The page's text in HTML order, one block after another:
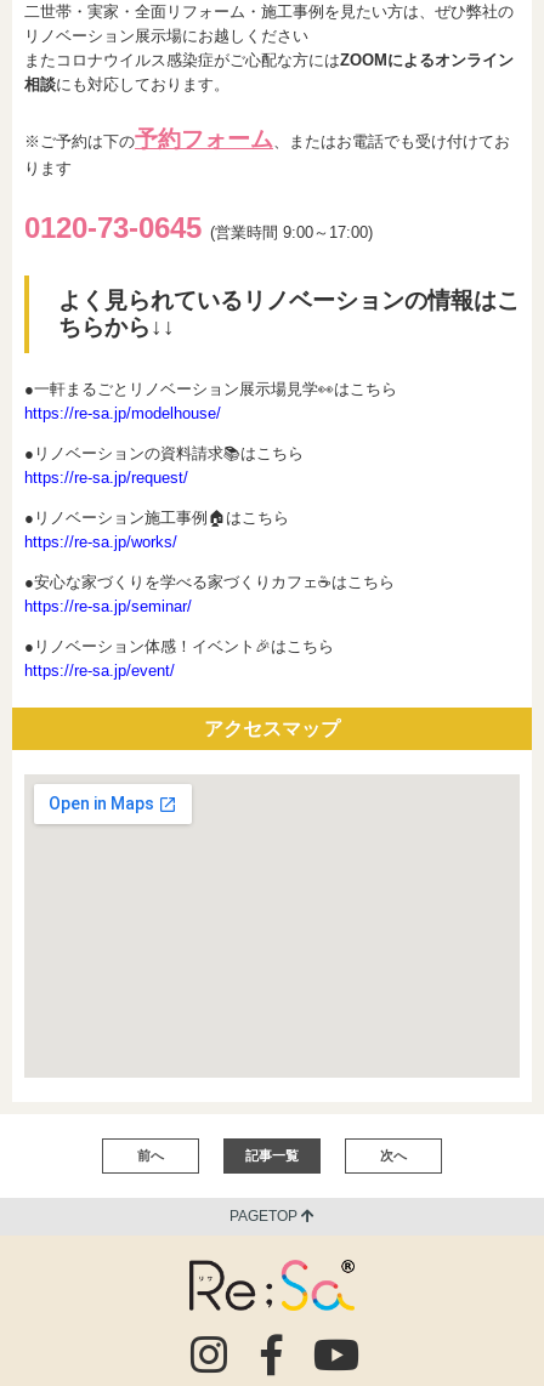
二世帯・実家・全面リフォーム・施工事例を見たい方は、ぜひ弊社の
リノベーション展示場にお越しください
またコロナウイルス感染症がご心配な方にはZOOMによるオンライン
相談にも対応しております。
※ご予約は下の予約フォーム 、またはお電話でも受け付けてお
ります
0120-73-0645 (営業時間 9:00～17:00)
よく見られているリノベーションの情報はこ
ちらから↓↓
●一軒まるごとリノベーション展示場見学👀はこちら
https://re-sa.jp/modelhouse/
●リノベーションの資料請求📚はこちら
https://re-sa.jp/request/
●リノベーション施工事例🏠はこちら
https://re-sa.jp/works/
●安心な家づくりを学べる家づくりカフェ☕はこちら
https://re-sa.jp/seminar/
●リノベーション体感！イベント🎉はこちら
https://re-sa.jp/event/
アクセスマップ
前へ 記事一覧 次へ
PAGETOP